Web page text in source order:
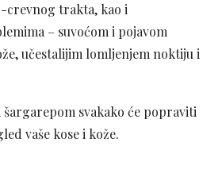
crevnog trakta, kao i
– suvoćom i pojavom
učestalijim lomljenjem noktiju i
šargarepom svakako će popraviti
vaše kose i kože.